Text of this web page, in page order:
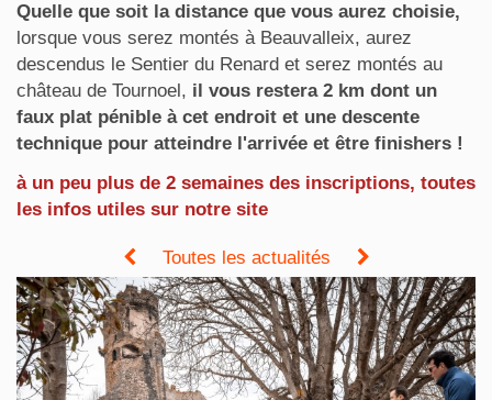
Quelle que soit la distance que vous aurez choisie,
lorsque vous serez montés à Beauvalleix, aurez
descendus le Sentier du Renard et serez montés au
château de Tournoel, il vous restera 2 km dont un
faux plat pénible à cet endroit et une descente
technique pour atteindre l'arrivée et être finishers !
à un peu plus de 2 semaines des inscriptions, toutes
les infos utiles sur notre site
Toutes les actualités